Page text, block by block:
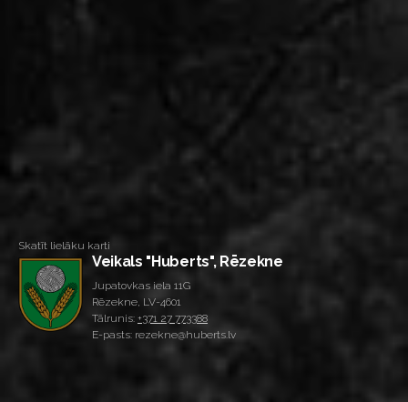
Skatīt lielāku karti
Veikals "Huberts", Rēzekne
Jupatovkas iela 11G
Rēzekne, LV-4601
Tālrunis: +371 27 773388
E-pasts: rezekne@huberts.lv